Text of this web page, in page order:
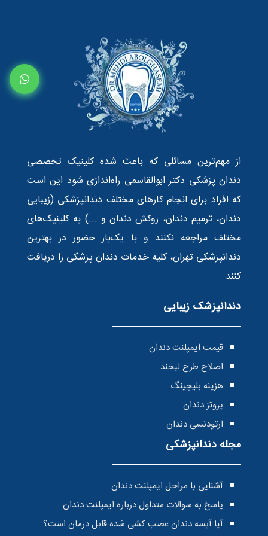
از مهم‌ترین مسائلی که باعث شده کلینیک تخصصی
دندان پزشکی دکتر ابوالقاسمی راه‌اندازی شود این است
که افراد برای انجام کارهای مختلف دندانپزشکی (زیبایی
دندان، ترمیم دندان، روکش دندان و ...) به کلینیک‌های
مختلف مراجعه نکنند و با یک‌بار حضور در بهترین
دندانپزشکی تهران، کلیه خدمات دندان پزشکی را دریافت
کنند.
دندانپزشک زیبایی
قیمت ایمپلنت دندان
اصلاح طرح لبخند
هزینه بلیچینگ
پروتز دندان
ارتودنسی دندان
مجله دندانپزشکی
آشنایی با مراحل ایمپلنت دندان
پاسخ به سوالات متداول درباره ایمپلنت دندان
آیا آبسه دندان عصب کشی شده قابل درمان است؟